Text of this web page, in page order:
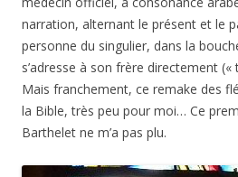
narration, alternant le présent et le
personne du singulier, dans la
s’adresse à son frère directement
Mais franchement, ce remake des
la Bible, très peu pour moi… Ce
Barthelet ne m’a pas plu.